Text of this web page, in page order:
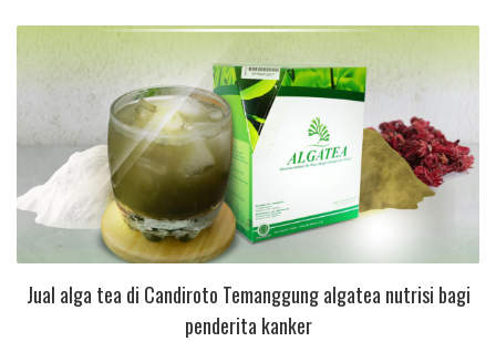
Jual alga tea di Candiroto Temanggung algatea nutrisi bagi
penderita kanker